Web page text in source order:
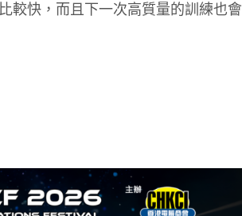
較快，而且下一次高質量的訓練也